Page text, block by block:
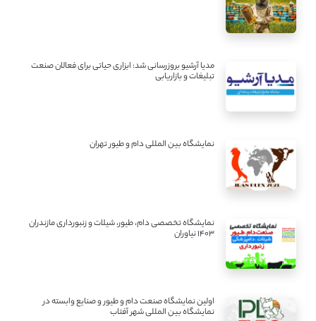
مدیا آرشیو بروزرسانی شد: ابزاری حیاتی برای فعالان صنعت
تبلیغات و بازاریابی
نمایشگاه بین المللی دام و طیور تهران
نمایشگاه تخصصی دام، طیور، شیلات و زنبورداری مازندران
1403 نیاوران
اولین نمایشگاه صنعت دام و طیور و صنایع وابسته در
نمایشگاه بین المللی شهر آفتاب